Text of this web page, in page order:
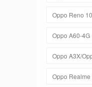
Oppo Reno
Oppo A60-4G
Oppo A3X/
Oppo Realme